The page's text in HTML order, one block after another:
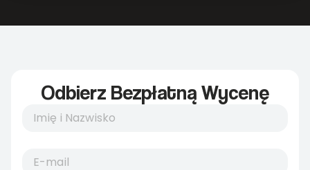
Odbierz Bezpłatną Wycenę